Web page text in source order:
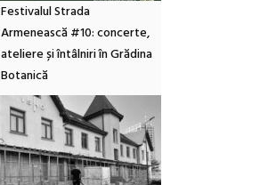
Festivalul Strada
Armenească #10: concerte,
ateliere și întâlniri în Grădina
Botanică